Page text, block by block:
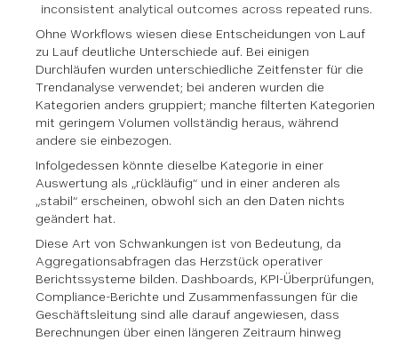
inconsistent analytical outcomes across repeated runs.
Ohne Workflows wiesen diese Entscheidungen von Lauf
zu Lauf deutliche Unterschiede auf. Bei einigen
Durchläufen wurden unterschiedliche Zeitfenster für die
Trendanalyse verwendet; bei anderen wurden die
Kategorien anders gruppiert; manche filterten Kategorien
mit geringem Volumen vollständig heraus, während
andere sie einbezogen.
Infolgedessen könnte dieselbe Kategorie in einer
Auswertung als „rückläufig“ und in einer anderen als
„stabil“ erscheinen, obwohl sich an den Daten nichts
geändert hat.
Diese Art von Schwankungen ist von Bedeutung, da
Aggregationsabfragen das Herzstück operativer
Berichtssysteme bilden. Dashboards, KPI-Überprüfungen,
Compliance-Berichte und Zusammenfassungen für die
Geschäftsleitung sind alle darauf angewiesen, dass
Berechnungen über einen längeren Zeitraum hinweg